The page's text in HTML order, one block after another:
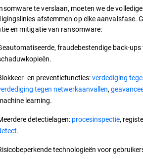
te verslaan, moeten we de
afstemmen op elke aanvalsfase.
en mitigatie van ransomware:
fraudebestendige back-
en preventiefuncties:verdediging
tegen netwerkaanvallen,
learning.
detectielagen: procesinspectie,
technologieën voor